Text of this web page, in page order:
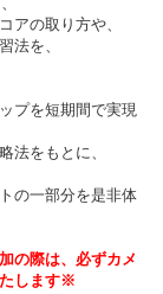
アの取り方や、
法を、
プを短期間で実現
法をもとに、
の一部分を是非体
の際は、必ずカメ
します※